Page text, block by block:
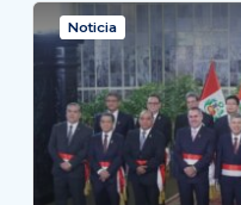
Noticia